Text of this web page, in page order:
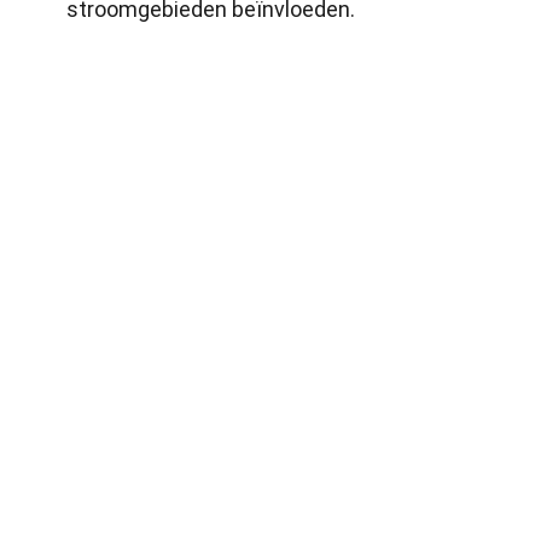
stroomgebieden beïnvloeden.